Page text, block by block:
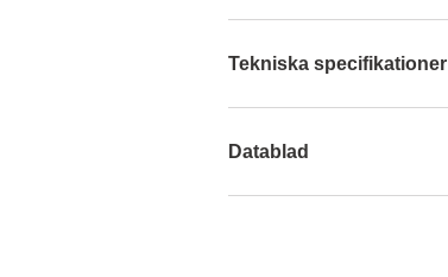
Tekniska specifikationer
Datablad